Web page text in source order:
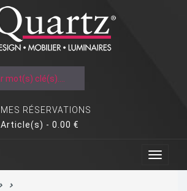
MES RÉSERVATIONS
Article(s) - 0.00 €